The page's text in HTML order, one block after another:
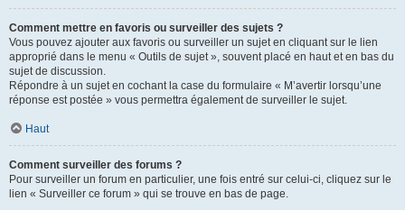
Comment mettre en favoris ou surveiller des sujets ?
Vous pouvez ajouter aux favoris ou surveiller un sujet en cliquant sur le lien
approprié dans le menu « Outils de sujet », souvent placé en haut et en bas du
sujet de discussion.
Répondre à un sujet en cochant la case du formulaire « M’avertir lorsqu’une
réponse est postée » vous permettra également de surveiller le sujet.
Haut
Comment surveiller des forums ?
Pour surveiller un forum en particulier, une fois entré sur celui-ci, cliquez sur le
lien « Surveiller ce forum » qui se trouve en bas de page.